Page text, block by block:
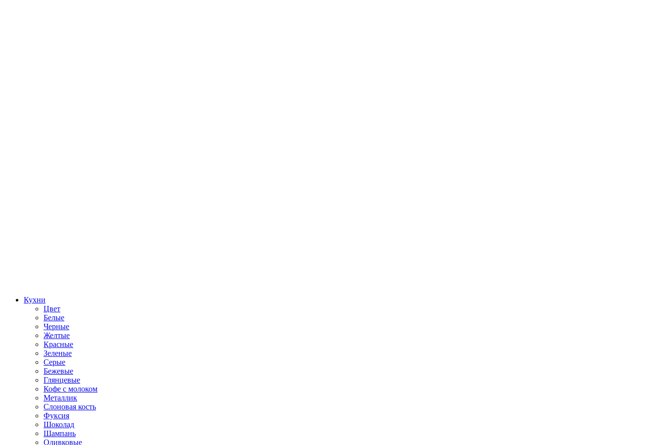
Кухни
Цвет
Белые
Черные
Желтые
Красные
Зеленые
Серые
Бежевые
Глянцевые
Кофе с молоком
Металлик
Слоновая кость
Фуксия
Шоколад
Шампань
Оливковые